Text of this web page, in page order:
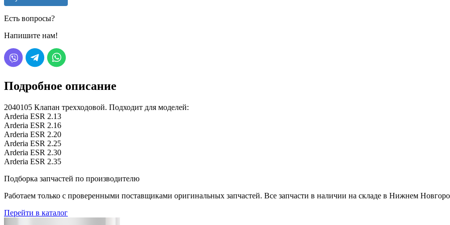
Есть вопросы?
Напишите нам!
Подробное описание
2040105 Клапан трехходовой. Подходит для моделей:
Arderia ESR 2.13
Arderia ESR 2.16
Arderia ESR 2.20
Arderia ESR 2.25
Arderia ESR 2.30
Arderia ESR 2.35
Подборка запчастей по производителю
Работаем только с проверенными поставщиками оригинальных запчастей. Все запчасти в наличии на складе в Нижнем
Перейти в каталог